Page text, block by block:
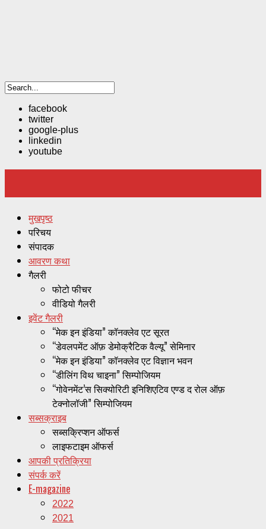
facebook
twitter
google-plus
linkedin
youtube
मुखपृष्ठ
परिचय
संपादक
आवरण कथा
गैलरी
फोटो फीचर
वीडियो गैलरी
इवेंट गैलरी
“मेक इन इंडिया” कॉनक्लेव एट सूरत
“डेवलपमेंट ऑफ़ डेमोक्रैटिक वैल्यू” सेमिनार
“मेक इन इंडिया” कॉनक्लेव एट विज्ञान भवन
“डीलिंग विथ चाइना” सिम्पोजियम
“गोवेनमेंट’स सिक्योरिटी इनिशिएटिव एण्ड द रोल ऑफ़
टेक्नोलॉजी” सिम्पोजियम
सब्सक्राइब
सब्सक्रिप्शन ऑफर्स
लाइफटाइम ऑफर्स
आपकी प्रतिक्रिया
संपर्क करें
E-magazine
2022
2021